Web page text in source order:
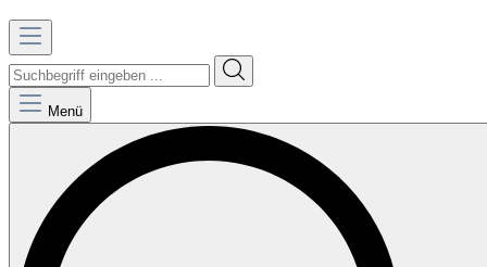
Menü